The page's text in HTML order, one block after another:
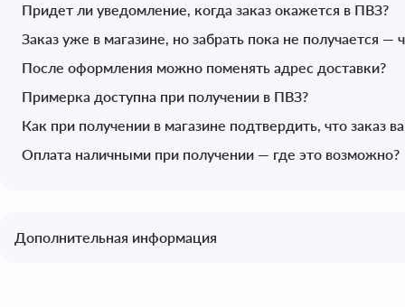
Придет ли уведомление, когда заказ окажется в ПВЗ?
Заказ уже в магазине, но забрать пока не получается —
После оформления можно поменять адрес доставки?
Примерка доступна при получении в ПВЗ?
Как при получении в магазине подтвердить, что заказ
Оплата наличными при получении — где это возможно?
Дополнительная информация